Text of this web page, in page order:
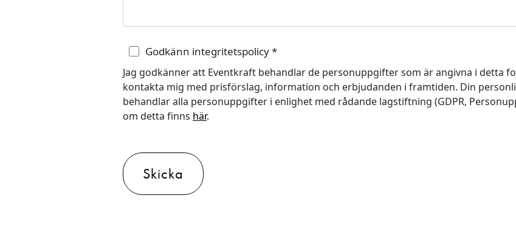
Godkänn integritetspolicy*
Jag godkänner att Eventkraft behandlar de personuppgifter som är angivna i detta
kontakta mig med prisförslag, information och erbjudanden i framtiden. Din
behandlar alla personuppgifter i enlighet med rådande lagstiftning (GDPR,
om detta finns här.
Skicka